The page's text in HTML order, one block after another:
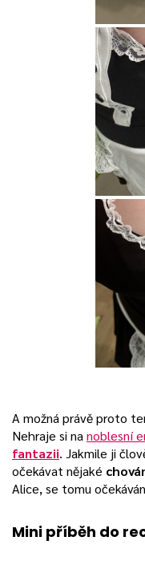
A možná právě proto
Nehraje si nanoblesní
fantazii. Jakmile ji
očekávat nějaké
Alice, se tomu
Mini příběh do